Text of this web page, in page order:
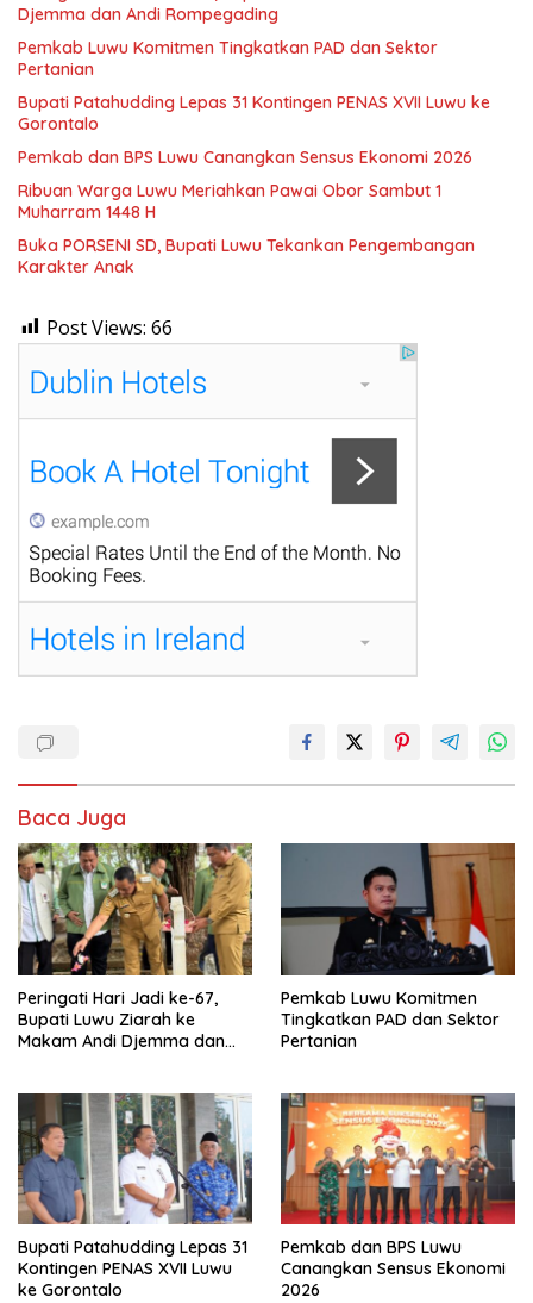
Djemma dan Andi Rompegading
Pemkab Luwu Komitmen Tingkatkan PAD dan Sektor
Pertanian
Bupati Patahudding Lepas 31 Kontingen PENAS XVII Luwu ke
Gorontalo
Pemkab dan BPS Luwu Canangkan Sensus Ekonomi 2026
Ribuan Warga Luwu Meriahkan Pawai Obor Sambut 1
Muharram 1448 H
Buka PORSENI SD, Bupati Luwu Tekankan Pengembangan
Karakter Anak
Post Views: 66
Baca Juga
Peringati Hari Jadi ke-67,
Bupati Luwu Ziarah ke
Makam Andi Djemma dan
Pemkab Luwu Komitmen
Tingkatkan PAD dan Sektor
Pertanian
Bupati Patahudding Lepas 31
Kontingen PENAS XVII Luwu
ke Gorontalo
Pemkab dan BPS Luwu
Canangkan Sensus Ekonomi
2026